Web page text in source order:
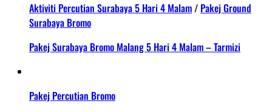
Aktiviti Percutian Surabaya 5 Hari 4 Malam/ Pakej Ground
Surabaya Bromo
Pakej Surabaya Bromo Malang 5 Hari 4 Malam – Tarmizi
Pakej Percutian Bromo